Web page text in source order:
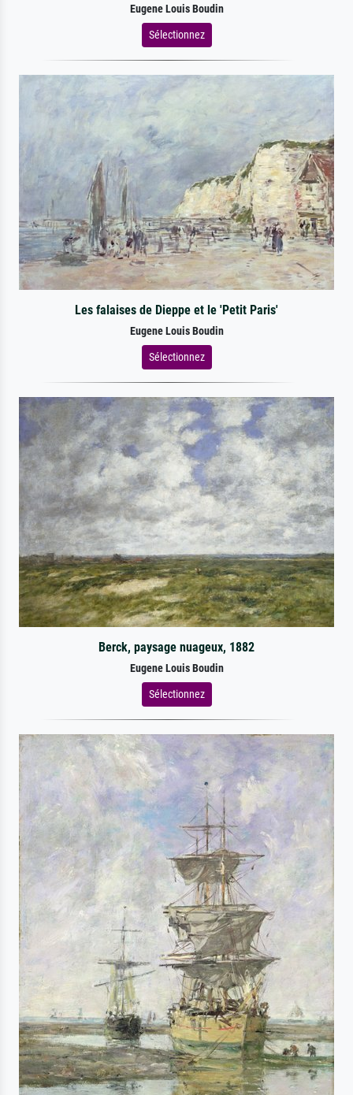
Eugene Louis Boudin
Sélectionnez
Les falaises de Dieppe et le 'Petit Paris'
Eugene Louis Boudin
Sélectionnez
Berck, paysage nuageux, 1882
Eugene Louis Boudin
Sélectionnez